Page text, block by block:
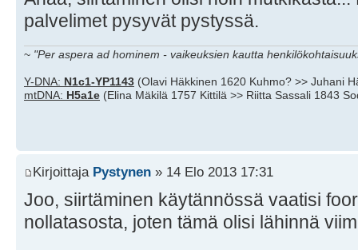
palvelimet pysyvät pystyssä.
~ "Per aspera ad hominem - vaikeuksien kautta
Y-DNA: N1c1-YP1143 (Olavi Häkkinen 1620 Kuhmo? >> Juhani
mtDNA: H5a1e (Elina Mäkilä 1757 Kittilä >> Riitta Sassali 1843
Kirjoittaja Pystynen » 14 Elo 2013 17:31
Joo, siirtäminen käytännössä vaatisi
nollatasosta, joten tämä olisi lähinnä